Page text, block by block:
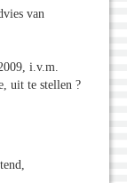
van
i.v.m.
uit te stellen ?